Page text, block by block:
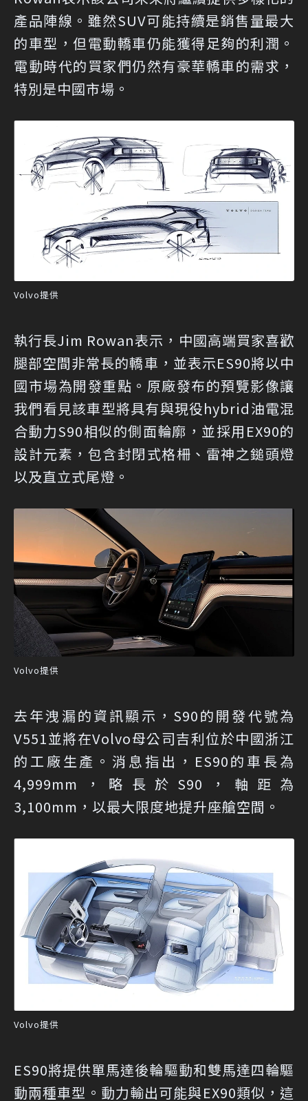
產品陣線。雖然SUV可能持續是銷售量最大
的車型，但電動轎車仍能獲得足夠的利潤。
電動時代的買家們仍然有豪華轎車的需求，
特別是中國市場。
Volvo提供
執行長Jim Rowan表示，中國高端買家喜歡
腿部空間非常長的轎車，並表示ES90將以中
國市場為開發重點。原廠發布的預覽影像讓
我們看見該車型將具有與現役hybrid油電混
合動力S90相似的側面輪廓，並採用EX90的
設計元素，包含封閉式格柵、雷神之鎚頭燈
以及直立式尾燈。
Volvo提供
去年洩漏的資訊顯示，S90的開發代號為
V551並將在Volvo母公司吉利位於中國浙江
的工廠生產。消息指出，ES90的車長為
4,999mm，略長於S90，軸距為
3,100mm，以最大限度地提升座艙空間。
Volvo提供
ES90將提供單馬達後輪驅動和雙馬達四輪驅
動兩種車型。動力輸出可能與EX90類似，這